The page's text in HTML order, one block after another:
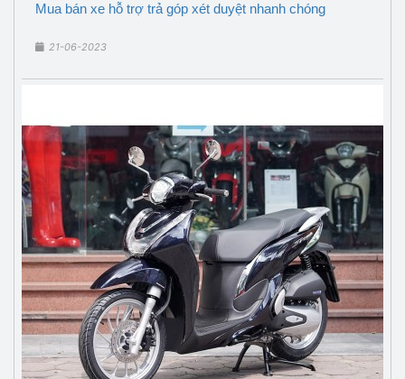
Mua bán xe hỗ trợ trả góp xét duyệt nhanh chóng
21-06-2023